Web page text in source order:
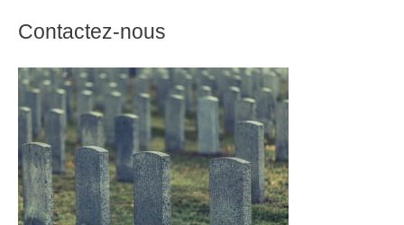
Contactez-nous